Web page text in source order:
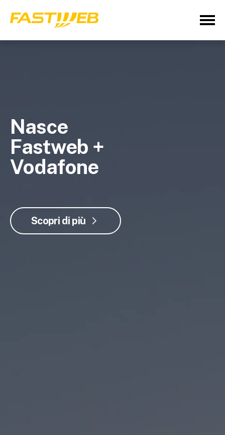
Nasce
Fastweb +
Vodafone
Scopri di più